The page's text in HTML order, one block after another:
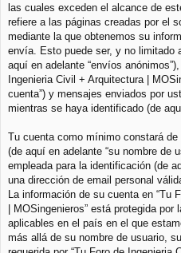
las cuales exceden el alcance de
refiere a las páginas creadas por el
mediante la que obtenemos su
envía. Esto puede ser, y no limitado
aquí en adelante “envíos
Ingenieria Civil + Arquitectura |
cuenta”) y mensajes enviados por
mientras se haya identificado (de
Tu cuenta como mínimo constará
(de aquí en adelante “su nombre de
empleada para la identificación (de
una dirección de email personal
La información de su cuenta en “Tu
| MOSingenieros” está protegida
aplicables en el país en el que
más allá de su nombre de usuario,